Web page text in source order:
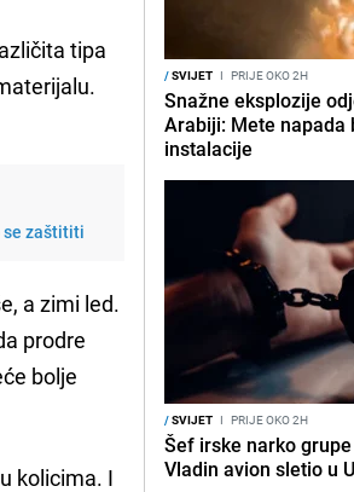
tipa
se zaštititi
a zimi led.
prodre
bolje
kolicima. I
/SVIJET I PRIJE OKO 2H
Snažne eksplozije
Arabiji: Mete napada
instalacije
/SVIJET I PRIJE OKO 2H
Šef irske narko
Vladin avion sletio u